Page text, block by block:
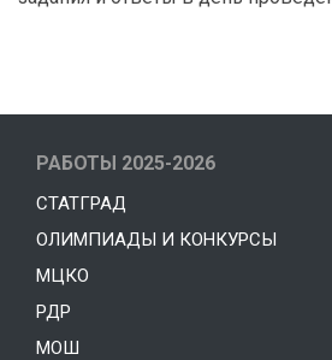
РАБОТЫ 2025-2026
СТАТГРАД
ОЛИМПИАДЫ И КОНКУРСЫ
МЦКО
РДР
МОШ